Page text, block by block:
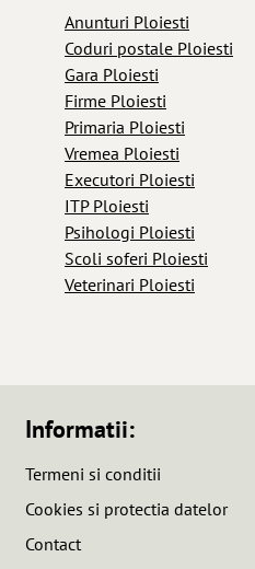
Anunturi Ploiesti
Coduri postale Ploiesti
Gara Ploiesti
Firme Ploiesti
Primaria Ploiesti
Vremea Ploiesti
Executori Ploiesti
ITP Ploiesti
Psihologi Ploiesti
Scoli soferi Ploiesti
Veterinari Ploiesti
Informatii:
Termeni si conditii
Cookies si protectia datelor
Contact